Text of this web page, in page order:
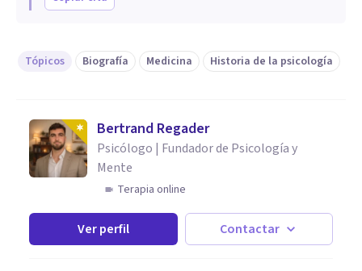
Tópicos Biografía Medicina Historia de la psicología
Bertrand Regader
Psicólogo | Fundador de Psicología y
Mente
Terapia online
Ver perfil Contactar